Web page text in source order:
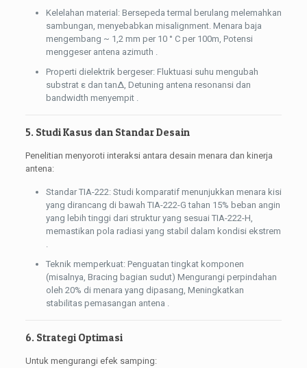
Kelelahan material: Bersepeda termal berulang melemahkan
sambungan, menyebabkan misalignment. Menara baja
mengembang ~ 1,2 mm per 10 ° C per 100m, Potensi
menggeser antena azimuth .
Properti dielektrik bergeser: Fluktuasi suhu mengubah
substrat ε dan tanΔ, Detuning antena resonansi dan
bandwidth menyempit .
5. Studi Kasus dan Standar Desain
Penelitian menyoroti interaksi antara desain menara dan kinerja
antena:
Standar TIA-222: Studi komparatif menunjukkan menara kisi
yang dirancang di bawah TIA-222-G tahan 15% beban angin
yang lebih tinggi dari struktur yang sesuai TIA-222-H,
memastikan pola radiasi yang stabil dalam kondisi ekstrem
.
Teknik memperkuat: Penguatan tingkat komponen
(misalnya, Bracing bagian sudut) Mengurangi perpindahan
oleh 20% di menara yang dipasang, Meningkatkan
stabilitas pemasangan antena .
6. Strategi Optimasi
Untuk mengurangi efek samping: